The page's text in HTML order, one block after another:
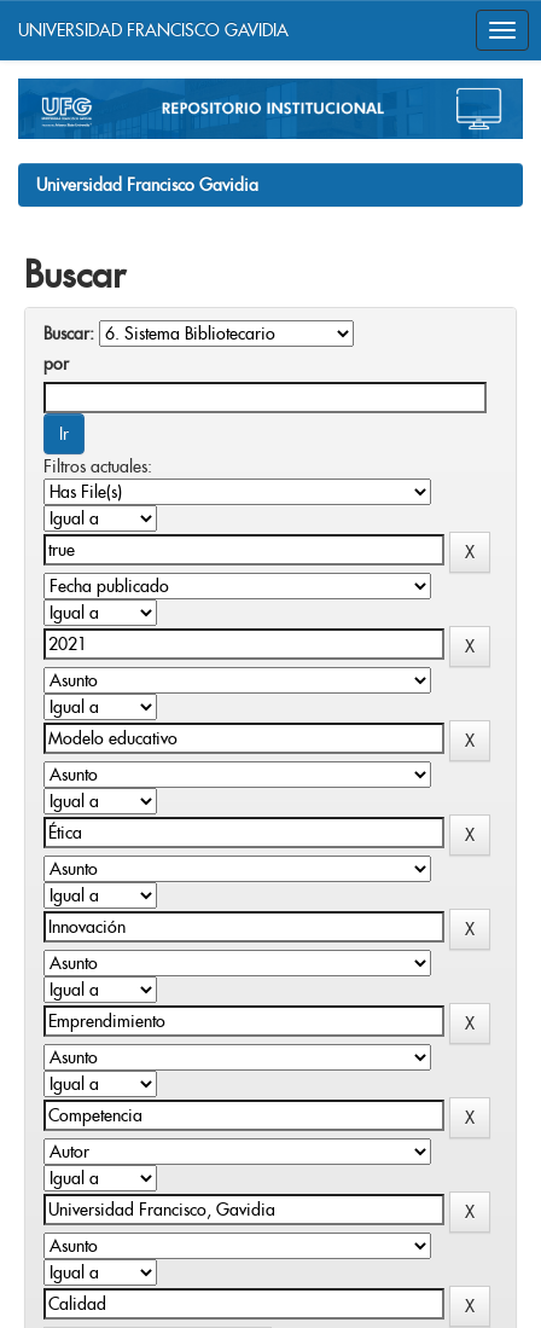
navigation
UNIVERSIDAD FRANCISCO GAVIDIA
Universidad Francisco Gavidia
Buscar
Buscar:
por
Filtros actuales: